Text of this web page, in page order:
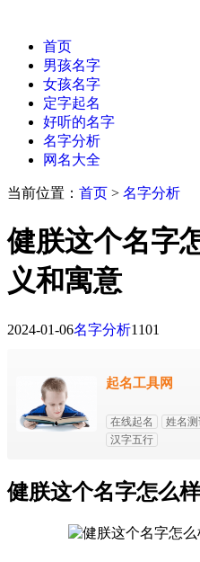
首页
男孩名字
女孩名字
定字起名
好听的名字
名字分析
网名大全
当前位置： 首页 > 名字分析
健朕这个名字
义和寓意
2024-01-06名字分析1101
起名工具网
在线起名 姓名
汉字五行
健朕这个名字怎么样